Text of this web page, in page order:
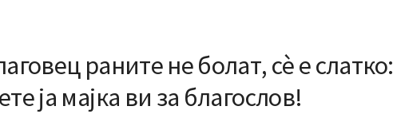
раните не болат, сè е слатко:
ја мајка ви за благослов!